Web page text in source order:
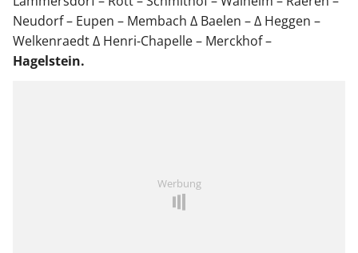
Neudorf – Eupen – Membach ∆ Baelen – ∆ Heggen –
Welkenraedt ∆ Henri-Chapelle – Merckhof –
Hagelstein.
Werbung